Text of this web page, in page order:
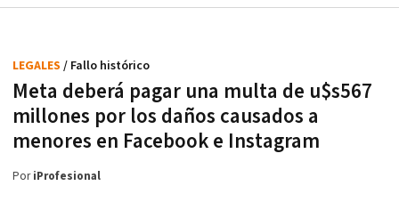
Meta deberá pagar una multa de u$s567
millones por los daños causados a
menores en Facebook e Instagram
LEGALES / Fallo histórico
PoriProfesional